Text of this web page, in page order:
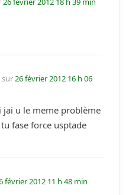
sur26 février 2012 16 h 06
jai u le meme problème
fase force usptade
février 2012 11 h 48 min